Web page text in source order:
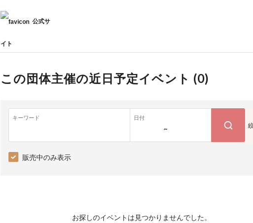
公式サ
イト
この団体主催の近日予定イベント (0)
キーワード 日付
~
販売中のみ表示
お探しのイベントは見つかりませんでした。